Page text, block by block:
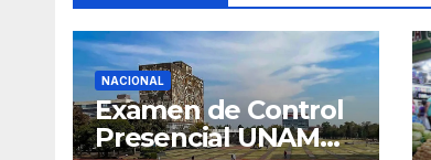
NACIONAL
Examen de Control
Presencial UNAM